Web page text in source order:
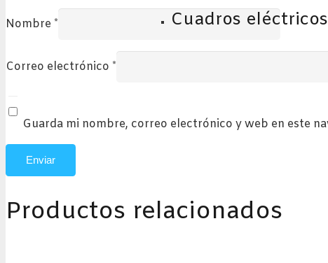
Cuadros eléctricos
Nombre *
Correo electrónico *
Guarda mi nombre, correo electrónico y web en este
Productos relacionados